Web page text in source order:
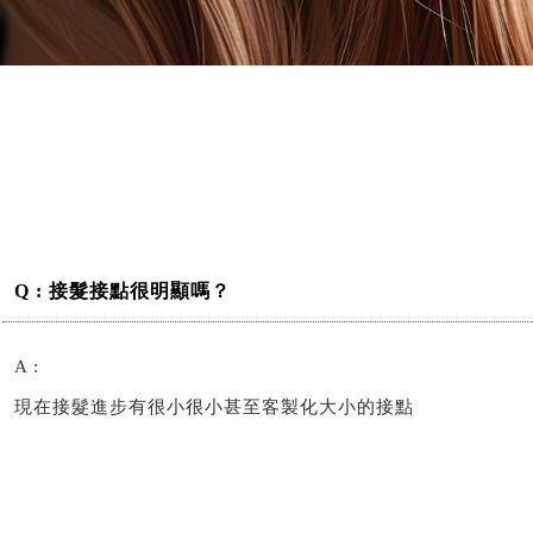
Q : 接髮接點很明顯嗎？
A :
現在接髮進步有很小很小甚至客製化大小的接點